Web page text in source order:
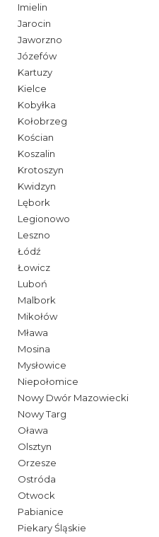
Imielin
Jarocin
Jaworzno
Józefów
Kartuzy
Kielce
Kobyłka
Kołobrzeg
Kościan
Koszalin
Krotoszyn
Kwidzyn
Lębork
Legionowo
Leszno
Łódź
Łowicz
Luboń
Malbork
Mikołów
Mława
Mosina
Mysłowice
Niepołomice
Nowy Dwór Mazowiecki
Nowy Targ
Oława
Olsztyn
Orzesze
Ostróda
Otwock
Pabianice
Piekary Śląskie